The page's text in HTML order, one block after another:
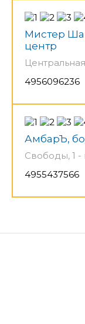
Мистер
центр
4956096236
АмбарЪ,
Свободы, 1 -
4955437566